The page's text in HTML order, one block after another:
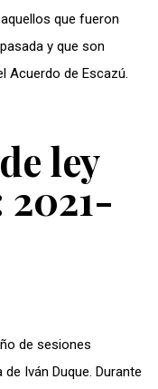
que fueron
y que son
Acuerdo de Escazú.
ley
de sesiones
Iván Duque. Durante